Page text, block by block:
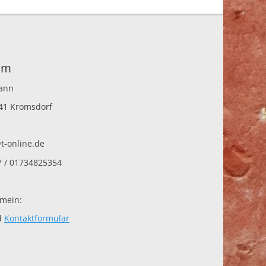
Kromsdorf
online.de
/ 01734825354
Kontaktformular